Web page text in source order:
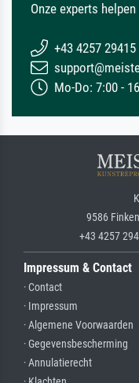
Onze experts helpen
+43 4257 29415
Mo-Do: 7:00 -
9586
+43 4257
Impressum & Contact
· Contact
· Impressum
· Algemene Voorwaarden
· Gegevensbescherming
· Annulatierecht